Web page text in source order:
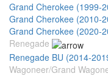
Grand Cherokee (1999-
Grand Cherokee (2010-
Grand Cherokee (2020-
Renegade
Renegade BU (2014-
Wagoneer/Grand